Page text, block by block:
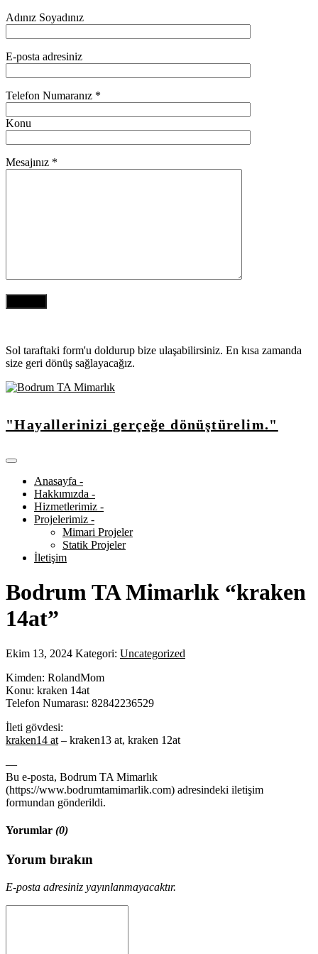
Adınız Soyadınız
E-posta adresiniz
Telefon Numaranız *
Konu
Mesajınız *
Sol taraftaki form'u doldurup bize ulaşabilirsiniz. En kısa zamanda
size geri dönüş sağlayacağız.
"Hayallerinizi gerçeğe dönüştürelim."
Anasayfa -
Hakkımızda -
Hizmetlerimiz -
Projelerimiz -
Mimari Projeler
Statik Projeler
İletişim
Bodrum TA Mimarlık “kraken
14at”
Ekim 13, 2024 Kategori: Uncategorized
Kimden: RolandMom
Konu: kraken 14at
Telefon Numarası: 82842236529
İleti gövdesi:
kraken14 at – kraken13 at, kraken 12at
—
Bu e-posta, Bodrum TA Mimarlık
(https://www.bodrumtamimarlik.com) adresindeki iletişim
formundan gönderildi.
Yorumlar (0)
Yorum bırakın
E-posta adresiniz yayınlanmayacaktır.